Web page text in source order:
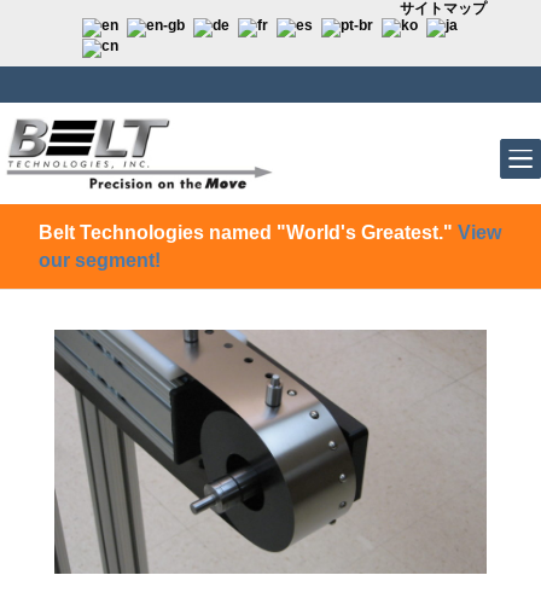
サイトマップ
Belt Technologies named "World's Greatest." View
our segment!